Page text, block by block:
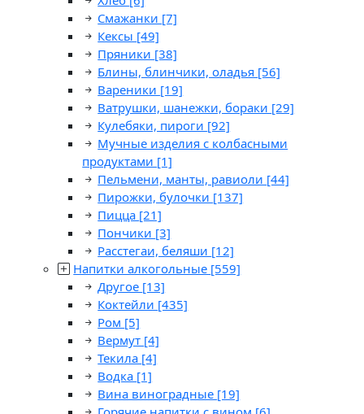
Смажанки [7]
Кексы [49]
Пряники [38]
Блины, блинчики, оладья [56]
Вареники [19]
Ватрушки, шанежки, бораки [29]
Кулебяки, пироги [92]
Мучные изделия с колбасными
продуктами [1]
Пельмени, манты, равиоли [44]
Пирожки, булочки [137]
Пицца [21]
Пончики [3]
Расстегаи, беляши [12]
Напитки алкогольные [559]
Другое [13]
Коктейли [435]
Ром [5]
Вермут [4]
Текила [4]
Водка [1]
Вина виноградные [19]